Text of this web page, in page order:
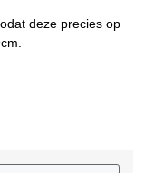
deze precies op